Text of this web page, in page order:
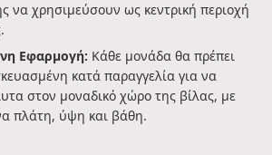
να χρησιμεύσουν ως κεντρική περιοχή
Εφαρμογή: Κάθε μονάδα θα πρέπει
κατά παραγγελία για να
στον μοναδικό χώρο της βίλας, με
πλάτη, ύψη και βάθη.